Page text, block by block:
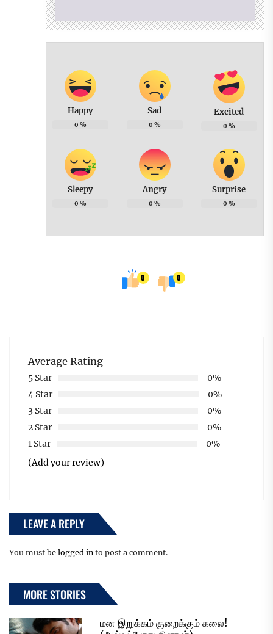
Happy
0 %
Sad
0 %
Excited
0 %
Sleepy
0 %
Angry
0 %
Surprise
0 %
0 0
Average Rating
5 Star
0%
4 Star
0%
3 Star
0%
2 Star
0%
1 Star
0%
(Add your review)
LEAVE A REPLY
You must be logged in to post a comment.
MORE STORIES
மன இறுக்கம் குறைக்கும் கலை!